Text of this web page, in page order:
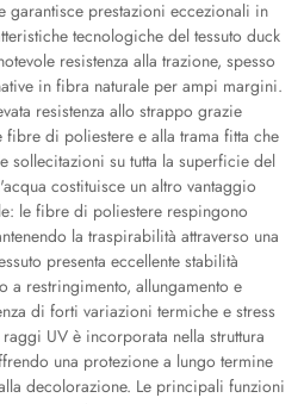
garantisce prestazioni eccezionali in
tecnologiche del tessuto duck
resistenza alla trazione, spesso
in fibra naturale per ampi margini.
resistenza allo strappo grazie
di poliestere e alla trama fitta che
sollecitazioni su tutta la superficie del
costituisce un altro vantaggio
le fibre di poliestere respingono
la traspirabilità attraverso una
presenta eccellente stabilità
a restringimento, allungamento e
di forti variazioni termiche e stress
UV è incorporata nella struttura
una protezione a lungo termine
decolorazione. Le principali funzioni